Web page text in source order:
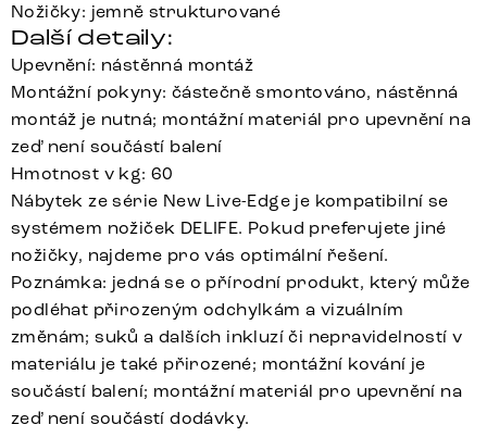
Nožičky: jemně strukturované
Další detaily:
Upevnění: nástěnná montáž
Montážní pokyny: částečně smontováno, nástěnná
montáž je nutná; montážní materiál pro upevnění na
zeď není součástí balení
Hmotnost v kg: 60
Nábytek ze série New Live-Edge je kompatibilní se
systémem nožiček DELIFE. Pokud preferujete jiné
nožičky, najdeme pro vás optimální řešení.
Poznámka: jedná se o přírodní produkt, který může
podléhat přirozeným odchylkám a vizuálním
změnám; suků a dalších inkluzí či nepravidelností v
materiálu je také přirozené; montážní kování je
součástí balení; montážní materiál pro upevnění na
zeď není součástí dodávky.